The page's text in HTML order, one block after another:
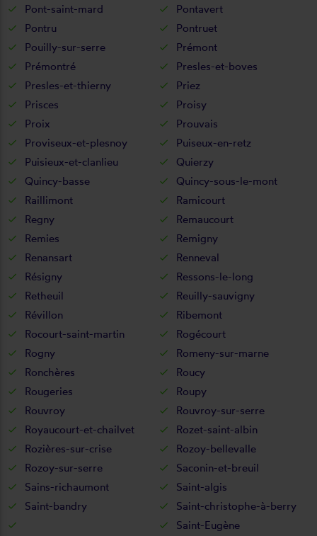
Pont-saint-mard
Pontavert
Pontru
Pontruet
Pouilly-sur-serre
Prémont
Prémontré
Presles-et-boves
Presles-et-thierny
Priez
Prisces
Proisy
Proix
Prouvais
Proviseux-et-plesnoy
Puiseux-en-retz
Puisieux-et-clanlieu
Quierzy
Quincy-basse
Quincy-sous-le-mont
Raillimont
Ramicourt
Regny
Remaucourt
Remies
Remigny
Renansart
Renneval
Résigny
Ressons-le-long
Retheuil
Reuilly-sauvigny
Révillon
Ribemont
Rocourt-saint-martin
Rogécourt
Rogny
Romeny-sur-marne
Ronchères
Roucy
Rougeries
Roupy
Rouvroy
Rouvroy-sur-serre
Royaucourt-et-chailvet
Rozet-saint-albin
Rozières-sur-crise
Rozoy-bellevalle
Rozoy-sur-serre
Saconin-et-breuil
Sains-richaumont
Saint-algis
Saint-bandry
Saint-christophe-à-berry
Saint-Eugène